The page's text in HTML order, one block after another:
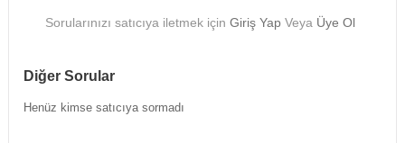
Sorularınızı satıcıya iletmek içinGiriş Yap Veya Üye Ol
Diğer Sorular
Henüz kimse satıcıya sormadı